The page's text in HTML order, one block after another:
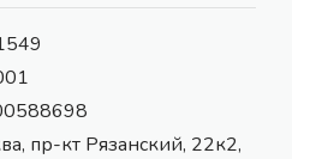
пр-кт Рязанский, 22к2,